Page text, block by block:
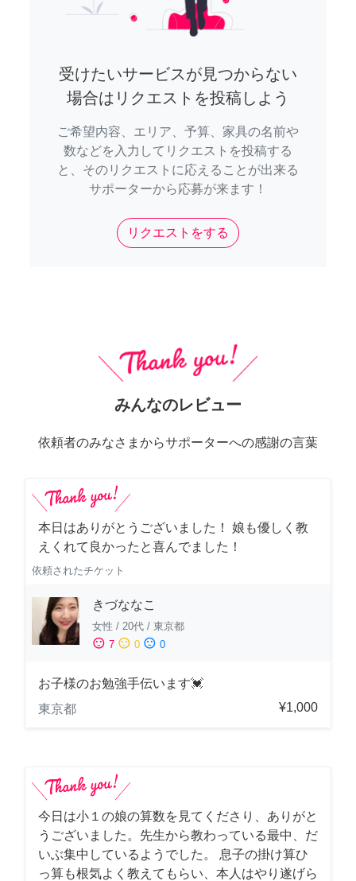
受けたいサービスが見つからない
場合はリクエストを投稿しよう
ご希望内容、エリア、予算、家具の名前や
数などを入力してリクエストを投稿する
と、そのリクエストに応えることが出来る
サポーターから応募が来ます！
リクエストをする
みんなのレビュー
依頼者のみなさまからサポーターへの感謝の言葉
本日はありがとうございました！ 娘も優しく教
えくれて良かったと喜んでました！
依頼されたチケット
きづななこ
女性 / 20代 / 東京都
sentiment_satisfied 7 sentiment_neutral 0 sentiment_dissatisfied 0
お子様のお勉強手伝います💓
東京都
¥1,000
今日は小１の娘の算数を見てくださり、ありがと
うございました。先生から教わっている最中、だ
いぶ集中しているようでした。 息子の掛け算ひ
っ算も根気よく教えてもらい、本人はやり遂げら